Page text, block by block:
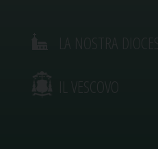
IL VESCOVO